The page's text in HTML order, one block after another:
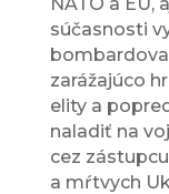
súčasnosti
zarážajúco
elity a
naladiť na
cez
a mŕtvych